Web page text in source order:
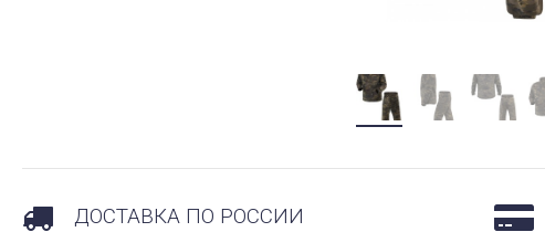
ДОСТАВКА ПО РОССИИ